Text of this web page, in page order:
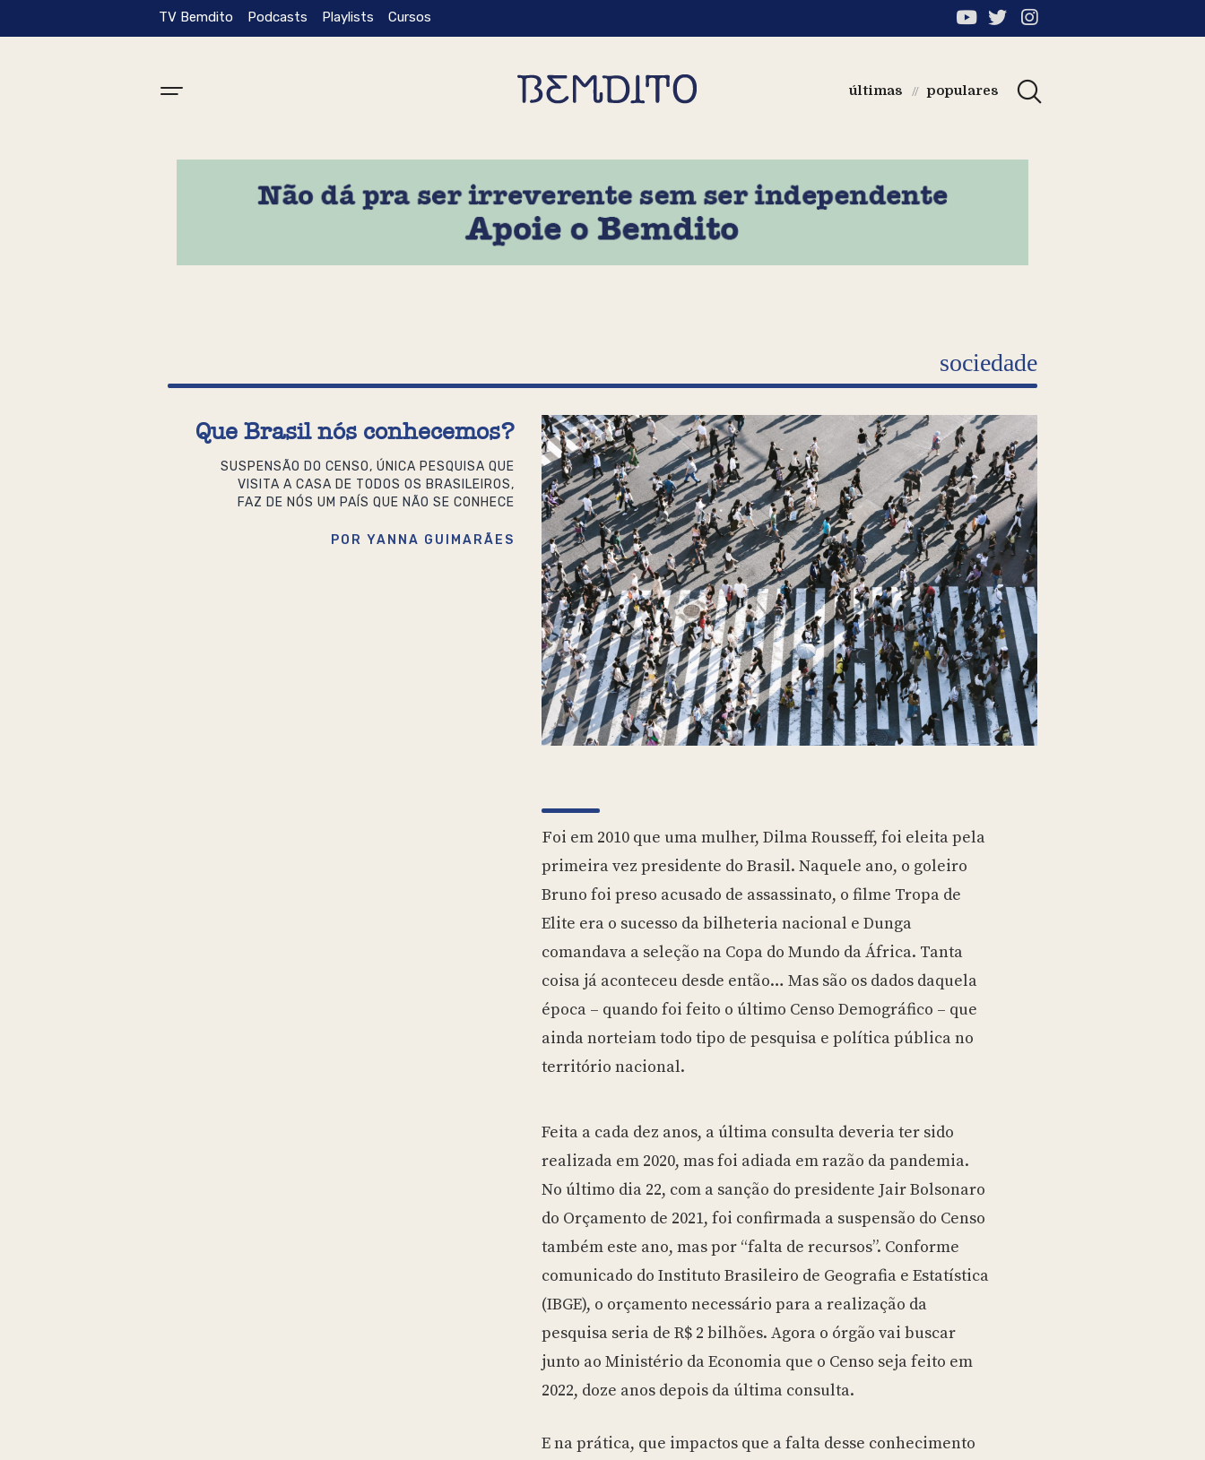
TV Bemdito Podcasts Playlists Cursos
últimas // populares
sociedade
Que Brasil nós conhecemos?
SUSPENSÃO DO CENSO, ÚNICA PESQUISA QUE
VISITA A CASA DE TODOS OS BRASILEIROS,
FAZ DE NÓS UM PAÍS QUE NÃO SE CONHECE
POR YANNA GUIMARÃES
Foi em 2010 que uma mulher, Dilma Rousseff, foi eleita pela
primeira vez presidente do Brasil. Naquele ano, o goleiro
Bruno foi preso acusado de assassinato, o filme Tropa de
Elite era o sucesso da bilheteria nacional e Dunga
comandava a seleção na Copa do Mundo da África. Tanta
coisa já aconteceu desde então… Mas são os dados daquela
época – quando foi feito o último Censo Demográfico – que
ainda norteiam todo tipo de pesquisa e política pública no
território nacional.
Feita a cada dez anos, a última consulta deveria ter sido
realizada em 2020, mas foi adiada em razão da pandemia.
No último dia 22, com a sanção do presidente Jair Bolsonaro
do Orçamento de 2021, foi confirmada a suspensão do Censo
também este ano, mas por “falta de recursos”. Conforme
comunicado do Instituto Brasileiro de Geografia e Estatística
(IBGE), o orçamento necessário para a realização da
pesquisa seria de R$ 2 bilhões. Agora o órgão vai buscar
junto ao Ministério da Economia que o Censo seja feito em
2022, doze anos depois da última consulta.
E na prática, que impactos que a falta desse conhecimento